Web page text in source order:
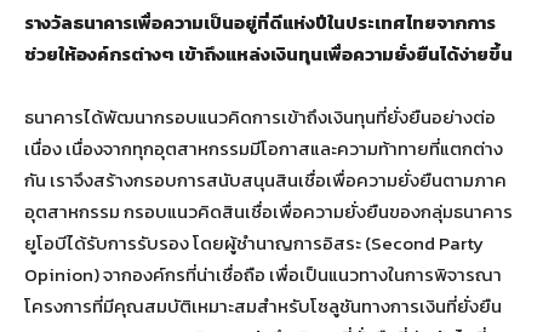
รางวัลธนาคารเพื่อความเป็นอยู่ที่ดีแห่งปีในประเทศไทยจากการ
ช่วยให้องค์กรต่างๆ เข้าถึงแหล่งเงินทุนเพื่อความยั่งยืนได้ง่ายขึ้น
ธนาคารได้พัฒนากรอบแนวคิดการเข้าถึงเงินทุนที่ยั่งยืนอย่างต่อ
เนื่อง เนื่องจากทุกอุตสาหกรรมมีโอกาสและความท้าทายที่แตกต่าง
กัน เราจึงสร้างกรอบการสนับสนุนสินเชื่อเพื่อความยั่งยืนตามภาค
อุตสาหกรรม กรอบแนวคิดสินเชื่อเพื่อความยั่งยืนของกลุ่มธนาคาร
ยูโอบีได้รับการรับรอง โดยผู้ชำนาญการอิสระ (Second Party
Opinion) จากองค์กรที่น่าเชื่อถือ เพื่อเป็นแนวทางในการพิจารณา
โครงการที่มีคุณสมบัติเหมาะสมสำหรับโซลูชันทางการเงินที่ยั่งยืน